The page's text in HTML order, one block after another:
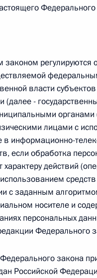
2 Федерального закона
г. № 251-ФЗ
кодекс Российской
Федерации
г. № 264-ФЗ
1 части 13 статьи 3
„Об актах гражданского
регулируются
власти
(далее -
лицами с
в информационно-
если обработка
характеру действий
с заданным
носителе и
персональных
закона
Российской